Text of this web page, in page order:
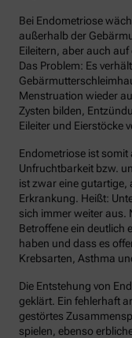
Bei Endometriose
außerhalb der
Eileitern, aber auch
Das Problem: Es
Menstruation wieder
Zysten bilden,
Eileiter und Eierstöcke
Endometriose ist somit
Unfruchtbarkeit bzw.
ist zwar eine gutartige,
Erkrankung. Heißt:
sich immer weiter aus.
Betroffene ein deutlich
haben und dass es
Krebsarten, Asthma
Die Entstehung von
geklärt. Ein fehlerhaft
gestörtes
spielen, ebenso